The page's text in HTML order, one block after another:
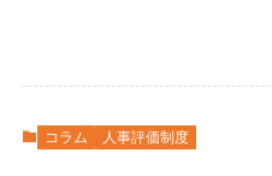
コラム 人事評価制度